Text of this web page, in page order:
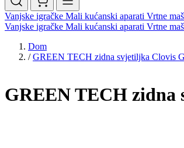
Vanjske igračke Mali kućanski aparati Vrtne
Vanjske igračke Mali kućanski aparati Vrtne
Dom
/ GREEN TECH zidna svjetiljka Clovis
GREEN TECH zidna